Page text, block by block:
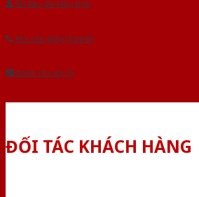
Tải báo giá tổng hợp
Yêu cầu gọi lại (3 phút)
Dành cho đại lý
ĐỐI TÁC KHÁCH HÀNG